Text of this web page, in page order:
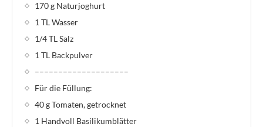
170 g Naturjoghurt
1 TL Wasser
1/4 TL Salz
1 TL Backpulver
––––––––––––––––––––
Für die Füllung:
40 g Tomaten, getrocknet
1 Handvoll Basilikumblätter